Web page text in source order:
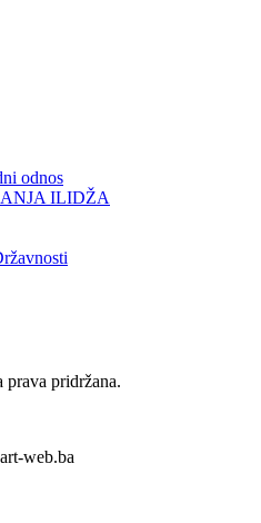
odnos
ILIDŽA
prava pridržana.
web.ba